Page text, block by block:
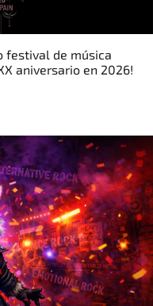
festival de música
aniversario en 2026!